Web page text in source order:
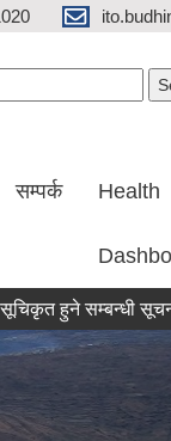
सम्पर्क Health
सम्बन्धी सूचना ।